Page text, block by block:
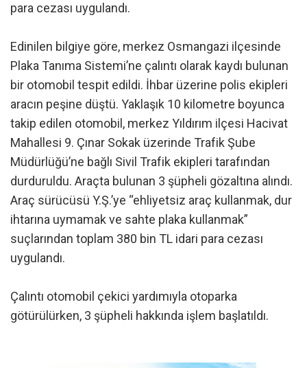
para cezası uygulandı.
Edinilen bilgiye göre, merkez Osmangazi ilçesinde
Plaka Tanıma Sistemi’ne çalıntı olarak kaydı bulunan
bir otomobil tespit edildi. İhbar üzerine polis ekipleri
aracın peşine düştü. Yaklaşık 10 kilometre boyunca
takip edilen otomobil, merkez Yıldırım ilçesi Hacivat
Mahallesi 9. Çınar Sokak üzerinde Trafik Şube
Müdürlüğü’ne bağlı Sivil Trafik ekipleri tarafından
durduruldu. Araçta bulunan 3 şüpheli gözaltına alındı.
Araç sürücüsü Y.Ş.’ye “ehliyetsiz araç kullanmak, dur
ihtarına uymamak ve sahte plaka kullanmak”
suçlarından toplam 380 bin TL idari para cezası
uygulandı.
Çalıntı otomobil çekici yardımıyla otoparka
götürülürken, 3 şüpheli hakkında işlem başlatıldı.